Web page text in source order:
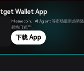
Wallet App
Memecoin、Al Agent 等市场最新趋势
易热门资产!
下载 App